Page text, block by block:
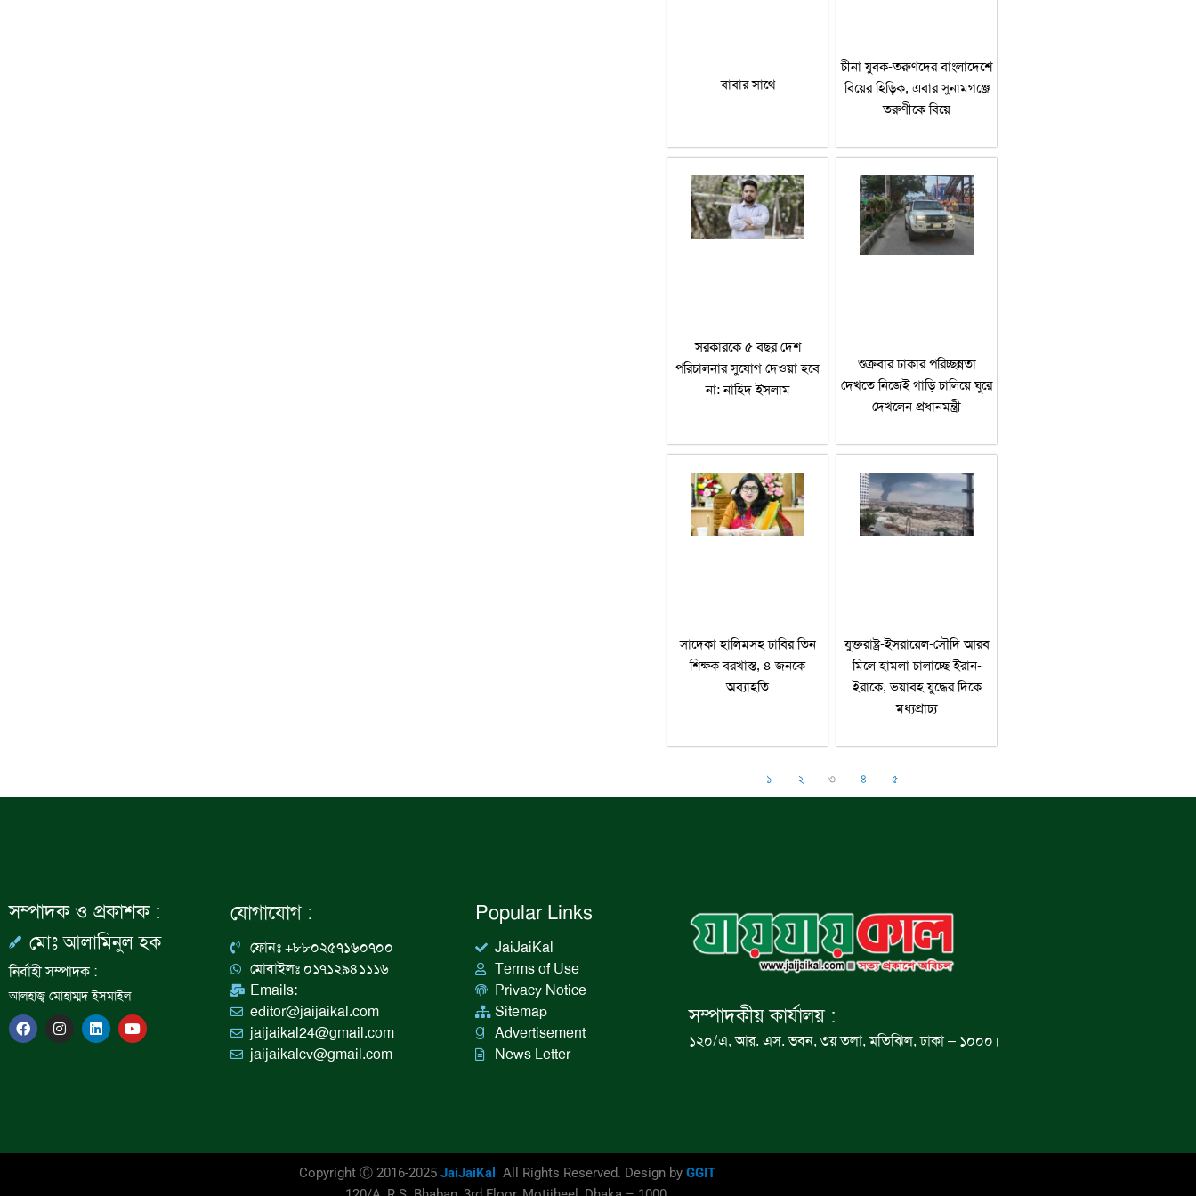
বাবার সাথে
চীনা যুবক-তরুণদের বাংলাদেশে
বিয়ের হিড়িক, এবার সুনামগঞ্জে
তরুণীকে বিয়ে
সরকারকে ৫ বছর দেশ
পরিচালনার সুযোগ দেওয়া হবে
না: নাহিদ ইসলাম
শুক্রবার ঢাকার পরিচ্ছন্নতা
দেখতে নিজেই গাড়ি চালিয়ে ঘুরে
দেখলেন প্রধানমন্ত্রী
সাদেকা হালিমসহ ঢাবির তিন
শিক্ষক বরখাস্ত, ৪ জনকে
অব্যাহতি
যুক্তরাষ্ট্র-ইসরায়েল-সৌদি আরব
মিলে হামলা চালাচ্ছে ইরান-
ইরাকে, ভয়াবহ যুদ্ধের দিকে
মধ্যপ্রাচ্য
১ ২ ৩ ৪ ৫
সম্পাদক ও প্রকাশক :
মোঃ আলামিনুল হক
নির্বাহী সম্পাদক :
আলহাজ্ব মোহাম্মদ ইসমাইল
F
a
c
I
n
s
L
i
n
Y
o
u
যোগাযোগ :
ফোনঃ +৮৮০২৫৭১৬০৭০০
মোবাইলঃ ০১৭১২৯৪১১১৬
Emails:
editor@jaijaikal.com
jaijaikal24@gmail.com
jaijaikalcv@gmail.com
Popular Links
JaiJaiKal
Terms of Use
Privacy Notice
Sitemap
Advertisement
News Letter
সম্পাদকীয় কার্যালয় :
১২০/এ, আর. এস. ভবন, ৩য় তলা, মতিঝিল, ঢাকা – ১০০০।
Copyright Ⓒ 2016-2025 JaiJaiKal All Rights Reserved. Design by GGIT